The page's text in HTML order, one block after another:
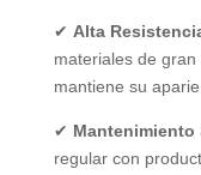
✔ Alta
materiales de
mantiene su
✔ Mantenimiento
regular con